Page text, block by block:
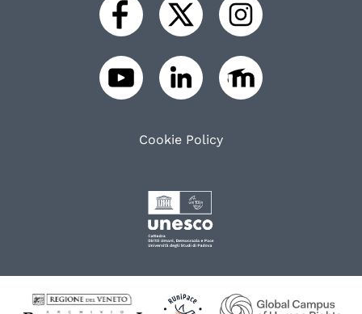
Cookie Policy